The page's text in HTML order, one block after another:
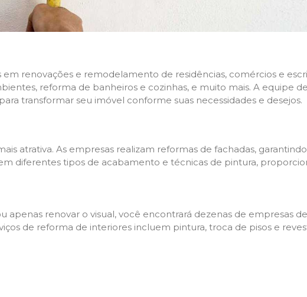
renovações e remodelamento de residências, comércios e
reforma de banheiros e cozinhas, e muito mais. A equipe
transformar seu imóvel conforme suas necessidades e desejos.
atrativa. As empresas realizam reformas de fachadas,
diferentes tipos de acabamento e técnicas de pintura,
apenas renovar o visual, você encontrará dezenas de empresas
de reforma de interiores incluem pintura, troca de pisos e